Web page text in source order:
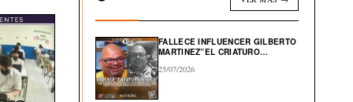
FALLECE INFLUENCER GILBERTO
MARTINEZ”EL CRIATURO
25/07/2026